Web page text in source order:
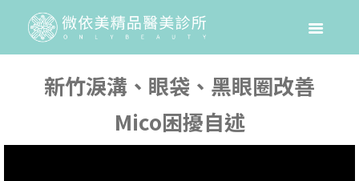
新竹淚溝、眼袋、黑眼圈改善
Mico困擾自述